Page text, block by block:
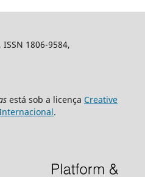
ISSN 1806-9584,
está sob a licença Creative
.